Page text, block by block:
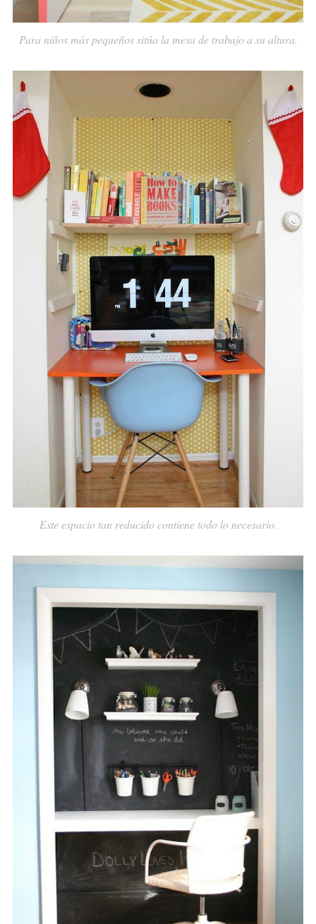
Para niños más pequeños sitúa la mesa de trabajo a su altura.
Este espacio tan reducido contiene todo lo necesario.